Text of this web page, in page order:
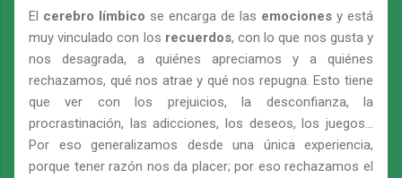
El cerebro límbico se encarga de las emociones y está
muy vinculado con los recuerdos, con lo que nos gusta y
nos desagrada, a quiénes apreciamos y a quiénes
rechazamos, qué nos atrae y qué nos repugna. Esto tiene
que ver con los prejuicios, la desconfianza, la
procrastinación, las adicciones, los deseos, los juegos...
Por eso generalizamos desde una única experiencia,
porque tener razón nos da placer; por eso rechazamos el